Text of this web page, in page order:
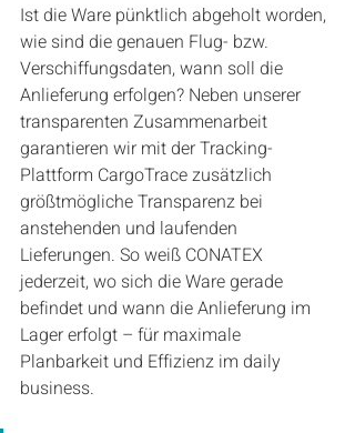
Ist die Ware pünktlich abgeholt worden,
wie sind die genauen Flug- bzw.
Verschiffungsdaten, wann soll die
Anlieferung erfolgen? Neben unserer
transparenten Zusammenarbeit
garantieren wir mit der Tracking-
Plattform CargoTrace zusätzlich
größtmögliche Transparenz bei
anstehenden und laufenden
Lieferungen. So weiß CONATEX
jederzeit, wo sich die Ware gerade
befindet und wann die Anlieferung im
Lager erfolgt – für maximale
Planbarkeit und Effizienz im daily
business.